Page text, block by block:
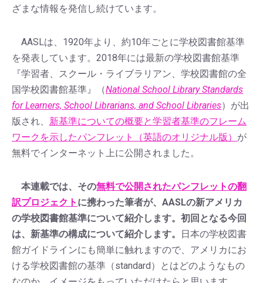
ざまな情報を発信し続けています。
AASLは、1920年より、約10年ごとに学校図書館基準
を発表しています。2018年には最新の学校図書館基準
『学習者、スクール・ライブラリアン、学校図書館の全
国学校図書館基準』（National School Library Standards
for Learners, School Librarians, and School Libraries）が出
版され、 新基準についての概要と学習者基準のフレーム
ワークを示したパンフレット（英語のオリジナル版） が
無料でインターネット上に公開されました。
本連載では、その無料で公開されたパンフレットの翻
訳プロジェクト に携わった筆者が、AASLの新アメリカ
の学校図書館基準について紹介します。初回となる今回
は、新基準の構成について紹介します。
日本の学校図書
館ガイドラインにも簡単に触れますので、アメリカにお
ける学校図書館の基準（standard）とはどのようなもの